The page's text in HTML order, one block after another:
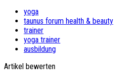
yoga
taunus forum health & beauty
trainer
yoga trainer
ausbildung
Artikel bewerten